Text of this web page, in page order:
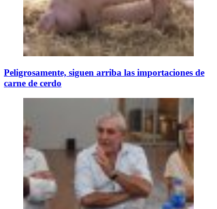
Peligrosamente, siguen arriba las importaciones de
carne de cerdo